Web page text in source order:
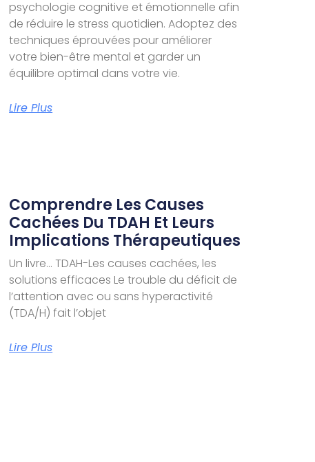
psychologie cognitive et émotionnelle afin
de réduire le stress quotidien. Adoptez des
techniques éprouvées pour améliorer
votre bien-être mental et garder un
équilibre optimal dans votre vie.
Lire Plus
Comprendre Les Causes
Cachées Du TDAH Et Leurs
Implications Thérapeutiques
Un livre… TDAH-Les causes cachées, les
solutions efficaces Le trouble du déficit de
l’attention avec ou sans hyperactivité
(TDA/H) fait l’objet
Lire Plus